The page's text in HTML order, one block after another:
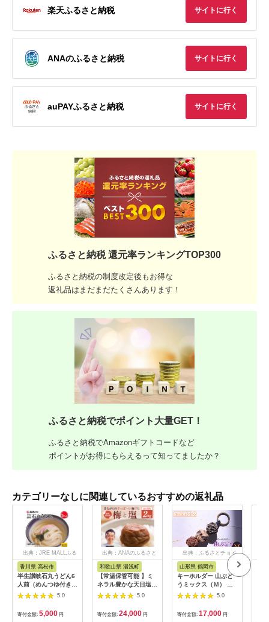
楽天ふるさと納税 サイトに行く
ANAのふるさと納税 サイトに行く
auPAYふるさと納税 サイトに行く
ふるさと納税 還元率ランキングTOP300
ふるさと納税の制度改定後もお得な
返礼品はまだまだたくさんあります！
ふるさと納税でポイント大量GET！
ふるさと納税でAmazonギフトコードなど
ポイントがお得にもらえるって知ってましたか？
カテゴリーなしに関連しているおすすめの返礼品
出典：JRE MALLふる
さと納税
香川県 高松市
半生讃岐石丸うどん6
人前（めんつゆ付き）
麺300g×2袋
5.0
寄付金額: 5,000 円
出典：ANAのふるさと
和歌山県 湯浅町
【常温保管可能 】ミ
ネラル豊かな天日塩だ
けで漬けた無添加梅干
し2kg 梅ボーイズ｜
B201_EP6024
5.0
寄付金額: 24,000 円
出典：ふるさとチョイ
山形県 鶴岡市
キーホルダー 山ぶど
うミックス（Ｍ） 山
形県鶴岡市 アトリエ
かおる | 山葡萄 雑貨
キーホルダー ギフト
贈り物 お取り寄せ 返
5.0
寄付金額: 17,000 円